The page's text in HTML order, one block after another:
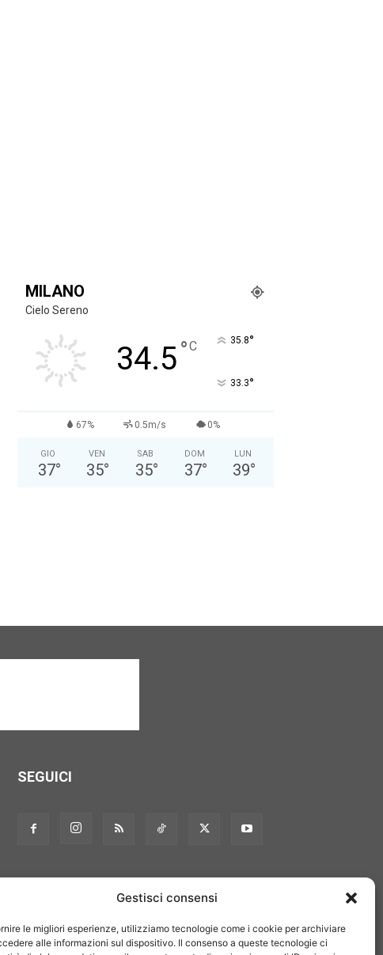
Gestisci consensi
le migliori esperienze, utilizziamo tecnologie come i cookie per archiviare
alle informazioni sul dispositivo. Il consenso a queste tecnologie ci
MILANO
Cielo Sereno
34.5°C 35.8°
33.3°
67% 0.5m/s 0%
GIO
37°
VEN
35°
SAB
35°
DOM
37°
LUN
39°
SEGUICI